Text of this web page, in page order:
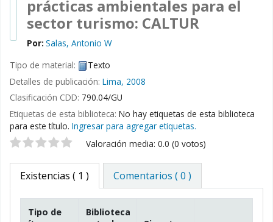
prácticas ambientales para el
sector turismo: CALTUR
Por: Salas, Antonio W
Tipo de material:
Texto
Detalles de publicación: Lima, 2008
Clasificación CDD: 790.04/GU
Etiquetas de esta biblioteca: No hay etiquetas de esta biblioteca
para este título. Ingresar para agregar etiquetas.
Valoración Valoración media: 0.0 (0 votos)
Existencias ( 1 ) Comentarios ( 0 )
Tipo de
Biblioteca